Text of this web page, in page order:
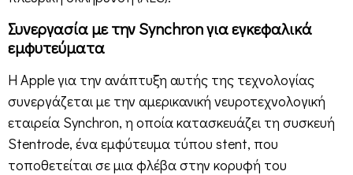
Συνεργασία με την Synchron για εγκεφαλικά
εμφυτεύματα
Η Apple για την ανάπτυξη αυτής της τεχνολογίας
συνεργάζεται με την αμερικανική νευροτεχνολογική
εταιρεία Synchron, η οποία κατασκευάζει τη συσκευή
Stentrode, ένα εμφύτευμα τύπου stent, που
τοποθετείται σε μια φλέβα στην κορυφή του